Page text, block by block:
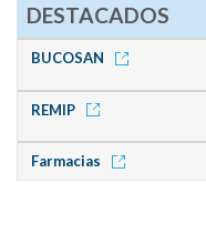
DESTACADOS
BUCOSAN
REMIP
Farmacias